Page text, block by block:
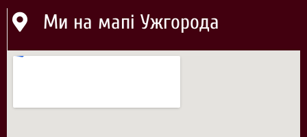
Ми на мапі Ужгорода